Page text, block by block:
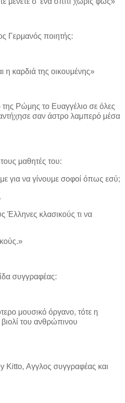
Γερμανός ποιητής:
η καρδιά της οικουμένης»
Ρώμης το Ευαγγέλιο σε όλες
σαν άστρο λαμπερό μέσα
μαθητές του:
για να γίνουμε σοφοί όπως εσύ;
Έλληνες κλασικούς τι να
συγγραφέας:
μουσικό όργανο, τότε η
του ανθρώπινου
Kitto, Αγγλος συγγραφέας και